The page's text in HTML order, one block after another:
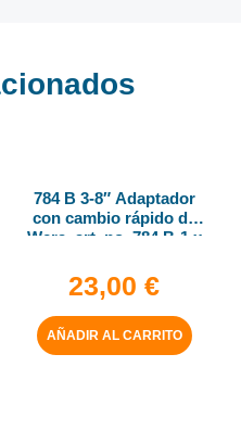
784 B 3-8″ Adaptador
con cambio rápido de
Wera, art. no. 784 B-1 x
23,00 €
AÑADIR AL CARRITO